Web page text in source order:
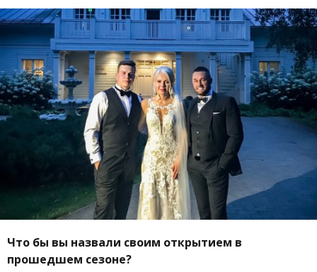
Что бы вы назвали своим открытием в
прошедшем сезоне?